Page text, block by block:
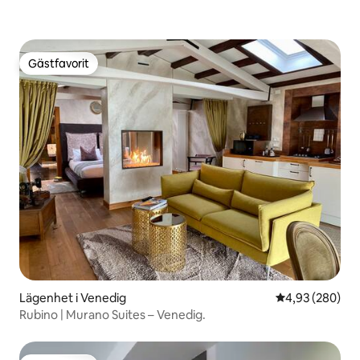
Gästfavorit
Gästfavorit
Lägenhet i Venedig 4,93 av 5 i
4,93 (280)
Rubino | Murano Suites – Venedig.